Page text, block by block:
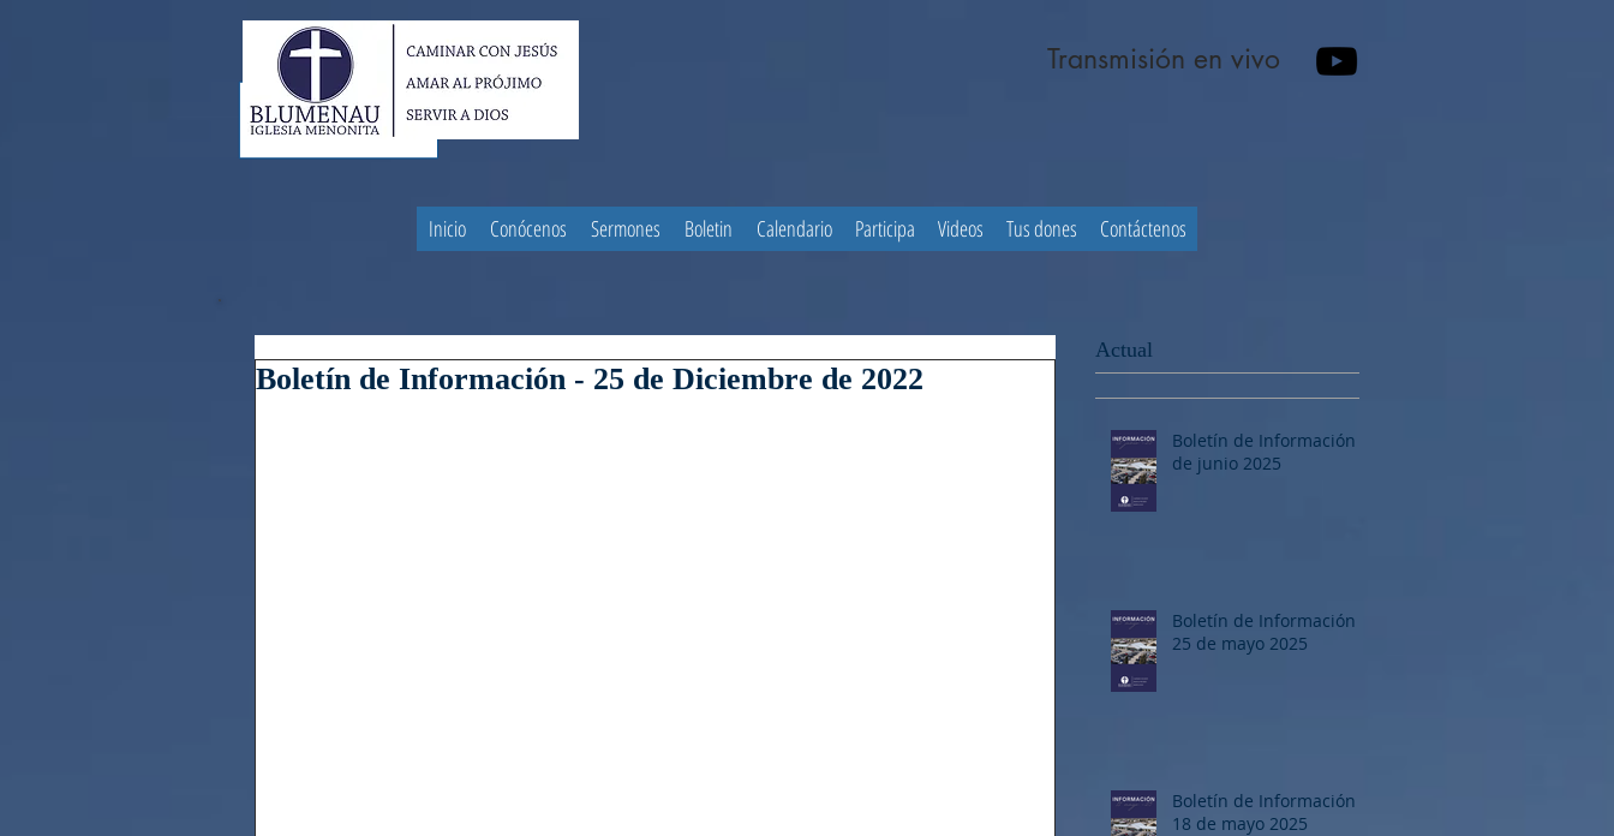
Transmisión en vivo
Inicio Conócenos Sermones Boletin Calendario Participa Videos Tus dones Contáctenos
Actual
Boletín de Información 1
de junio 2025
Boletín de Información
25 de mayo 2025
Boletín de Información
18 de mayo 2025
Boletín de Información - 25 de Diciembre de 2022